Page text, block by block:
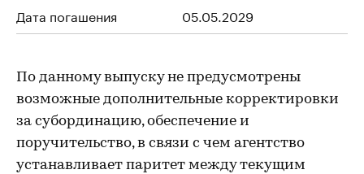
Дата погашения
05.05.2029
По данному выпуску не предусмотрены
возможные дополнительные корректировки
за субординацию, обеспечение и
поручительство, в связи с чем агентство
устанавливает паритет между текущим